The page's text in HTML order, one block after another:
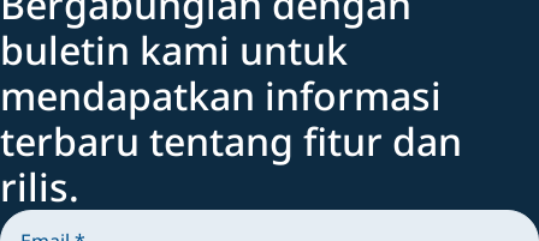
buletin kami untuk
mendapatkan informasi
terbaru tentang fitur dan
rilis.